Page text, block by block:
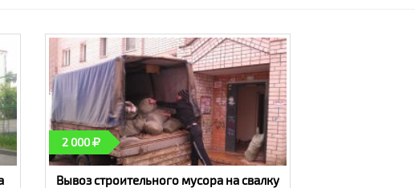
2 000
Вывоз строительного мусора на свалку